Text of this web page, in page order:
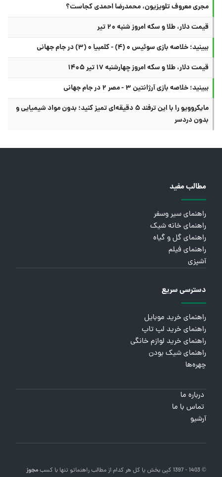
مجری معروف تلویزیون، محمدرضا احمدی کجاست؟
قیمت دلار، طلا و سکه امروز شنبه ۲۰ تیر
ببینید؛ خلاصه بازی سوئیس ۰ (۴) - کلمبیا ۰ (۳) در جام جهانی
قیمت دلار، طلا و سکه امروز چهارشنبه ۱۷ تیر ۱۴۰۵
ببینید؛ خلاصه بازی آرژانتین ۳ - مصر ۲ در جام جهانی
مایکروویو را با این ترفند ۵ دقیقه‌ای تمیز کنید؛ بدون مواد شیمیایی و
بدون دردسر
مطالب مفید
راهنمای سیر وسفر
راهنمای خانه شیک
راهنمای گل و گیاه
راهنمای فیلم
آشپزی
دسترسی سریع
راهنمای خرید موبایل
راهنمای خرید لپ تاپ
راهنمای خرید لوازم خانگی
راهنمای شیک بودن
چهره‌ها
درباره ما
تماس با ما
آرشیو
© 1403 - 1397 کپی بخش یا کل هر کدام از مطالب راهنماتو تنها با کسبمجوز